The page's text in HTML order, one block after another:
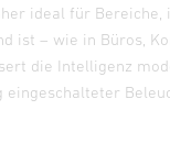
ideal für Bereiche,
ist – wie in Büros,
die Intelligenz
eingeschalteter